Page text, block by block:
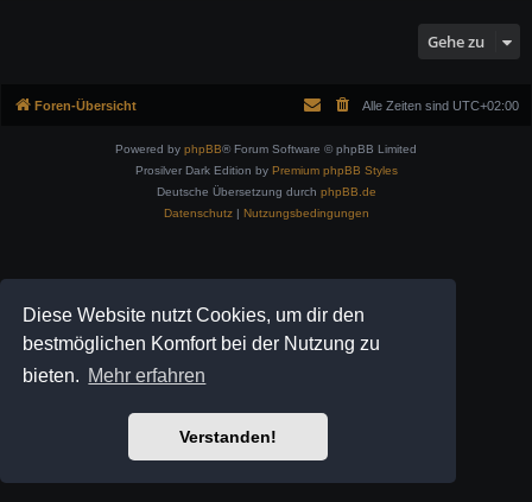
Diese Website nutzt Cookies, um dir den
bestmöglichen Komfort bei der Nutzung zu
bieten. Mehr erfahren
Verstanden!
Gehe zu
Foren-Übersicht Alle Zeiten sind UTC+02:00
Powered by phpBB® Forum Software © phpBB Limited
Prosilver Dark Edition by Premium phpBB Styles
Deutsche Übersetzung durch phpBB.de
Datenschutz| Nutzungsbedingungen